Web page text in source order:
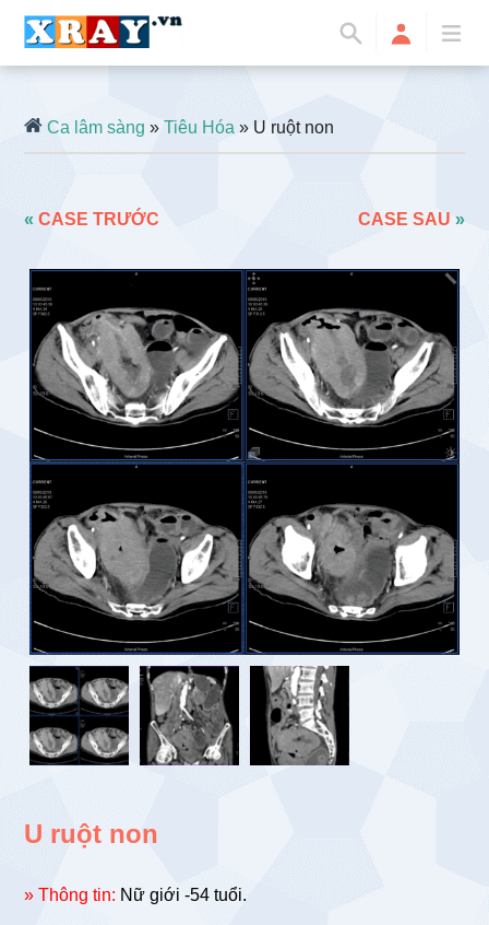
Ca lâm sàng »Tiêu Hóa » U ruột non
«CASE TRƯỚC CASE SAU »
U ruột non
» Thông tin: Nữ giới -54 tuổi.